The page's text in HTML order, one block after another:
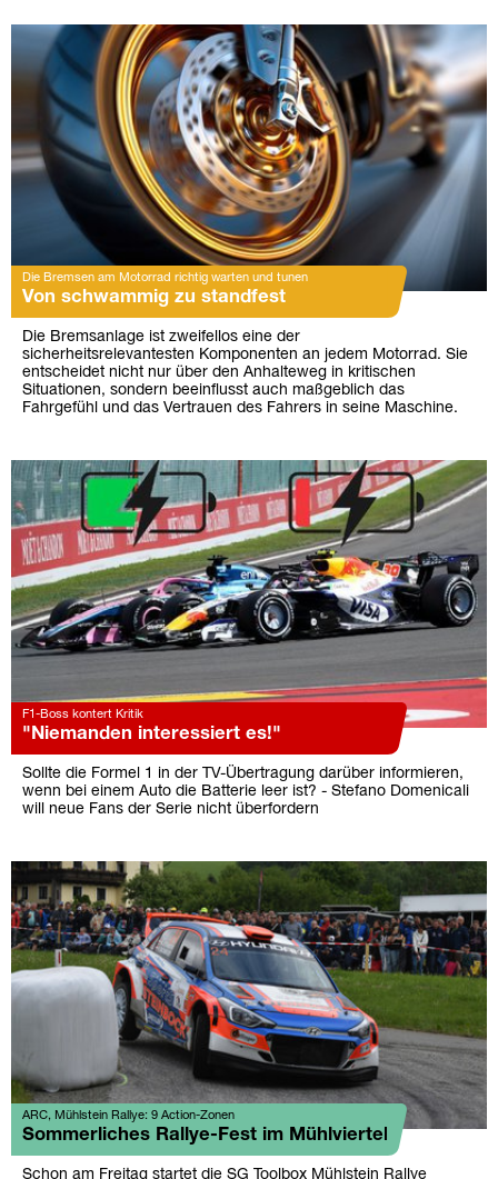
Die Bremsen am Motorrad richtig warten und tunen
Von schwammig zu standfest
Die Bremsanlage ist zweifellos eine der
sicherheitsrelevantesten Komponenten an jedem Motorrad. Sie
entscheidet nicht nur über den Anhalteweg in kritischen
Situationen, sondern beeinflusst auch maßgeblich das
Fahrgefühl und das Vertrauen des Fahrers in seine Maschine.
F1-Boss kontert Kritik
"Niemanden interessiert es!"
Sollte die Formel 1 in der TV-Übertragung darüber informieren,
wenn bei einem Auto die Batterie leer ist? - Stefano Domenicali
will neue Fans der Serie nicht überfordern
ARC, Mühlstein Rallye: 9 Action-Zonen
Sommerliches Rallye-Fest im Mühlviertel
Schon am Freitag startet die SG Toolbox Mühlstein Rallye